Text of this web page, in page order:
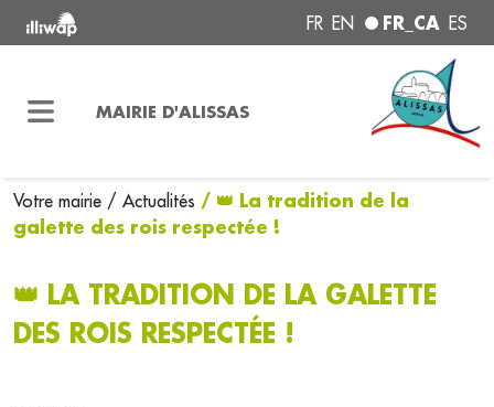
FR EN FR_CA ES
MAIRIE D'ALISSAS
Votre mairie / Actualités / 👑 La tradition de la
galette des rois respectée !
👑 LA TRADITION DE LA GALETTE
DES ROIS RESPECTÉE !